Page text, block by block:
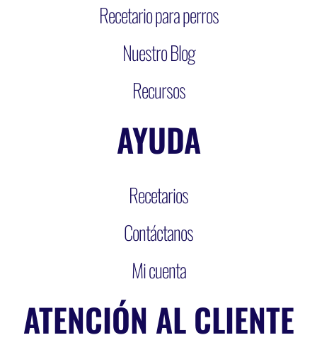
Recetario para perros
Nuestro Blog
Recursos
AYUDA
Recetarios
Contáctanos
Mi cuenta
ATENCIÓN AL CLIENTE